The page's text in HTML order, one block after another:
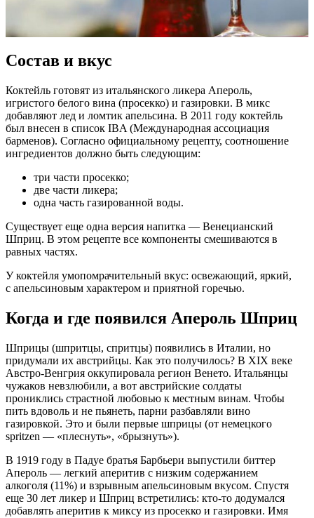
Состав и вкус
Коктейль готовят из итальянского ликера Апероль,
игристого белого вина (просекко) и газировки. В микс
добавляют лед и ломтик апельсина. В 2011 году коктейль
был внесен в список IBA (Международная ассоциация
барменов). Согласно официальному рецепту, соотношение
ингредиентов должно быть следующим:
три части просекко;
две части ликера;
одна часть газированной воды.
Существует еще одна версия напитка — Венецианский
Шприц. В этом рецепте все компоненты смешиваются в
равных частях.
У коктейля умопомрачительный вкус: освежающий, яркий,
с апельсиновым характером и приятной горечью.
Когда и где появился Апероль Шприц
Шприцы (шпритцы, спритцы) появились в Италии, но
придумали их австрийцы. Как это получилось? В XIX веке
Австро-Венгрия оккупировала регион Венето. Итальянцы
чужаков невзлюбили, а вот австрийские солдаты
прониклись страстной любовью к местным винам. Чтобы
пить вдоволь и не пьянеть, парни разбавляли вино
газировкой. Это и были первые шприцы (от немецкого
spritzen — «плеснуть», «брызнуть»).
В 1919 году в Падуе братья Барбьери выпустили биттер
Апероль — легкий аперитив с низким содержанием
алкоголя (11%) и взрывным апельсиновым вкусом. Спустя
еще 30 лет ликер и Шприц встретились: кто-то додумался
добавлять аперитив к миксу из просекко и газировки. Имя